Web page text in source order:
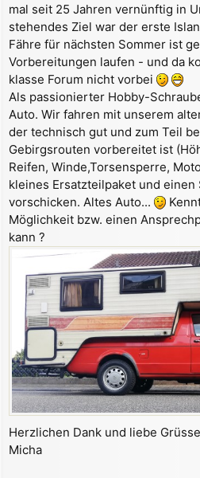
a
g
mal seit 25 Jahren vernünftig in
stehendes Ziel war der erste
Fähre für nächsten Sommer ist
Vorbereitungen laufen - und da
klasse Forum nicht vorbei
Als passionierter Hobby-
Auto. Wir fahren mit unserem
der technisch gut und zum Teil
Gebirgsrouten vorbereitet ist
Reifen, Winde,Torsensperre,
kleines Ersatzteilpaket und
vorschicken. Altes Auto...
Möglichkeit bzw. einen
kann ?
Herzlichen Dank und liebe
Micha